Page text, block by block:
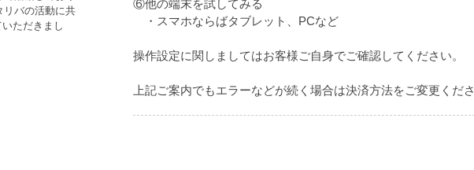
⑥他の端末を試してみる
・スマホならばタブレット、PCなど
操作設定に関しましてはお客様ご自身でご確認してください。
上記ご案内でもエラーなどが続く場合は決済方法をご変更くださ
リバの活動に共
ただきまし